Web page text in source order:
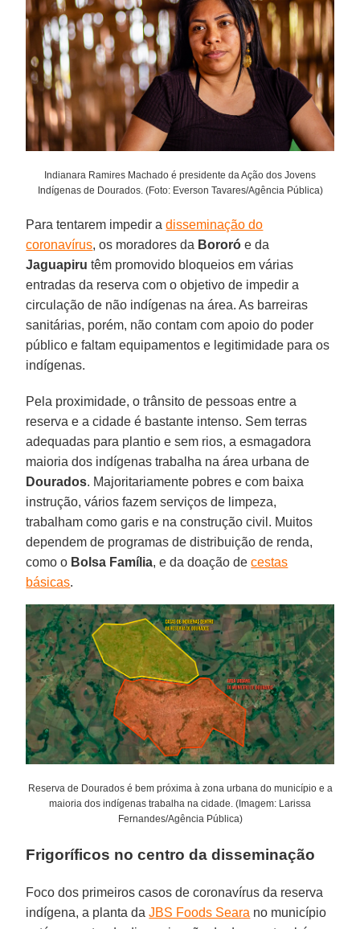
Indianara Ramires Machado é presidente da Ação dos Jovens
Indígenas de Dourados. (Foto: Everson Tavares/Agência Pública)
Para tentarem impedir adisseminação do
coronavírus, os moradores da Bororó e da
Jaguapiru têm promovido bloqueios em várias
entradas da reserva com o objetivo de impedir a
circulação de não indígenas na área. As barreiras
sanitárias, porém, não contam com apoio do poder
público e faltam equipamentos e legitimidade para os
indígenas.
Pela proximidade, o trânsito de pessoas entre a
reserva e a cidade é bastante intenso. Sem terras
adequadas para plantio e sem rios, a esmagadora
maioria dos indígenas trabalha na área urbana de
Dourados. Majoritariamente pobres e com baixa
instrução, vários fazem serviços de limpeza,
trabalham como garis e na construção civil. Muitos
dependem de programas de distribuição de renda,
como o Bolsa Família, e da doação decestas
básicas.
Reserva de Dourados é bem próxima à zona urbana do município e a
maioria dos indígenas trabalha na cidade. (Imagem: Larissa
Fernandes/Agência Pública)
Frigoríficos no centro da disseminação
Foco dos primeiros casos de coronavírus da reserva
indígena, a planta da JBS Foods Seara no município